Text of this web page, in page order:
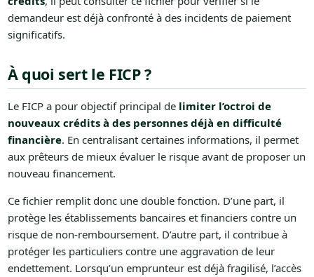
demandeur est déjà confronté à des incidents de paiement
significatifs.
À quoi sert le FICP ?
Le FICP a pour objectif principal de limiter l’octroi de
nouveaux crédits à des personnes déjà en difficulté
financière. En centralisant certaines informations, il permet
aux prêteurs de mieux évaluer le risque avant de proposer un
nouveau financement.
Ce fichier remplit donc une double fonction. D’une part, il
protège les établissements bancaires et financiers contre un
risque de non-remboursement. D’autre part, il contribue à
protéger les particuliers contre une aggravation de leur
endettement. Lorsqu’un emprunteur est déjà fragilisé, l’accès